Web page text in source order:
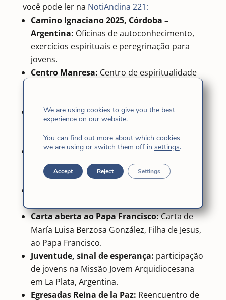
você pode ler na NotiAndina 221:
Camino Ignaciano 2025, Córdoba –
Argentina: Oficinas de autoconhecimento,
exercícios espirituais e peregrinação para
jovens.
Centro Manresa: Centro de espiritualidade
Bem-vindo à Bolívia:Início do ano letivo na
U.E. “Oscar Unzaga de la Vega” em Buen
Retiro, Bolívia.
Exercícios Espirituais na Colômbia:
Experiências de educadores que
participaram dos Exercícios Espirituais.
Carta aberta ao Papa Francisco:Carta de
María Luisa Berzosa González, Filha de Jesus,
ao Papa Francisco.
Juventude, sinal de esperança: participação
de jovens na Missão Jovem Arquidiocesana
em La Plata, Argentina.
Egresadas Reina de la Paz: Reencuentro de
We are using cookies to give you the best
experience on our website.
You can find out more about which cookies
we are using or switch them off in settings.
Accept Reject Settings